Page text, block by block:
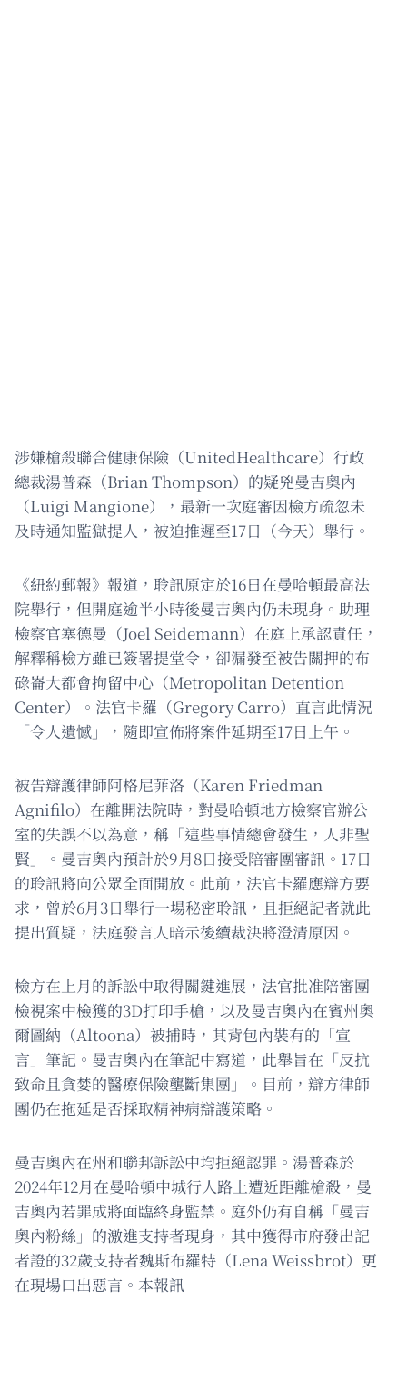
涉嫌槍殺聯合健康保險（UnitedHealthcare）行政
總裁湯普森（Brian Thompson）的疑兇曼吉奧內
（Luigi Mangione），最新一次庭審因檢方疏忽未
及時通知監獄提人，被迫推遲至17日（今天）舉行。
《紐約郵報》報道，聆訊原定於16日在曼哈頓最高法
院舉行，但開庭逾半小時後曼吉奧內仍未現身。助理
檢察官塞德曼（Joel Seidemann）在庭上承認責任，
解釋稱檢方雖已簽署提堂令，卻漏發至被告關押的布
碌崙大都會拘留中心（Metropolitan Detention
Center）。法官卡羅（Gregory Carro）直言此情況
「令人遺憾」，隨即宣佈將案件延期至17日上午。
被告辯護律師阿格尼菲洛（Karen Friedman
Agnifilo）在離開法院時，對曼哈頓地方檢察官辦公
室的失誤不以為意，稱「這些事情總會發生，人非聖
賢」。曼吉奧內預計於9月8日接受陪審團審訊。17日
的聆訊將向公眾全面開放。此前，法官卡羅應辯方要
求，曾於6月3日舉行一場秘密聆訊，且拒絕記者就此
提出質疑，法庭發言人暗示後續裁決將澄清原因。
檢方在上月的訴訟中取得關鍵進展，法官批准陪審團
檢視案中檢獲的3D打印手槍，以及曼吉奧內在賓州奧
爾圖納（Altoona）被捕時，其背包內裝有的「宣
言」筆記。曼吉奧內在筆記中寫道，此舉旨在「反抗
致命且貪婪的醫療保險壟斷集團」。目前，辯方律師
團仍在拖延是否採取精神病辯護策略。
曼吉奧內在州和聯邦訴訟中均拒絕認罪。湯普森於
2024年12月在曼哈頓中城行人路上遭近距離槍殺，曼
吉奧內若罪成將面臨終身監禁。庭外仍有自稱「曼吉
奧內粉絲」的激進支持者現身，其中獲得市府發出記
者證的32歲支持者魏斯布羅特（Lena Weissbrot）更
在現場口出惡言。本報訊